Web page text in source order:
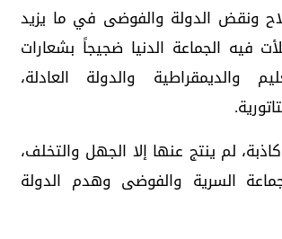
ونقض الدولة والفوضى في ما يزيد
ملأت فيه الجماعة الدنيا ضجيجاً بشعارات
والديمقراطية والدولة العادلة،
لم ينتج عنها إلا الجهل والتخلف،
السرية والفوضى وهدم الدولة